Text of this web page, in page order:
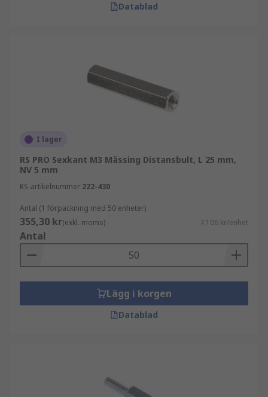
Datablad
I lager
RS PRO Sexkant M3 Mässing Distansbult, L 25 mm,
NV 5 mm
RS-artikelnummer 222-430
Antal (1 förpackning med 50 enheter)
355,30 kr(exkl. moms) 7,106 kr/enhet
Antal
Lägg i korgen
Datablad